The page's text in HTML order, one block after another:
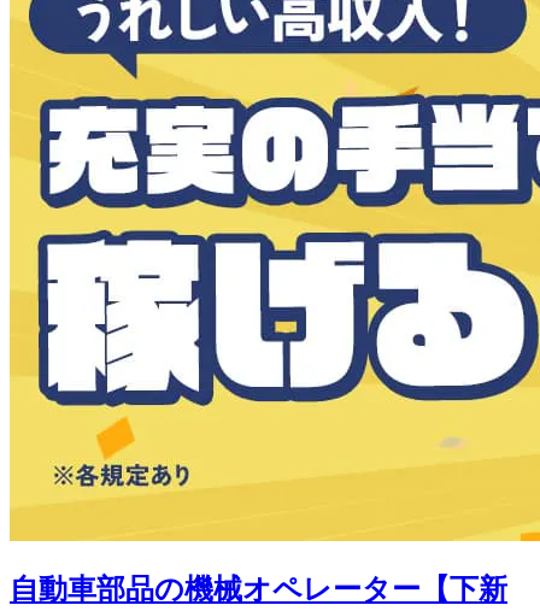
自動車部品の機械オペレーター【下新